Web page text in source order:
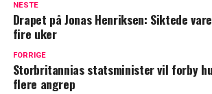
NESTE
Drapet på Jonas Henriksen: Siktede
fire uker
FORRIGE
Storbritannias statsminister vil forby
flere angrep